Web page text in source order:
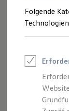
Leasing
Der Polo
Ab 20.380,00 €
Folgende